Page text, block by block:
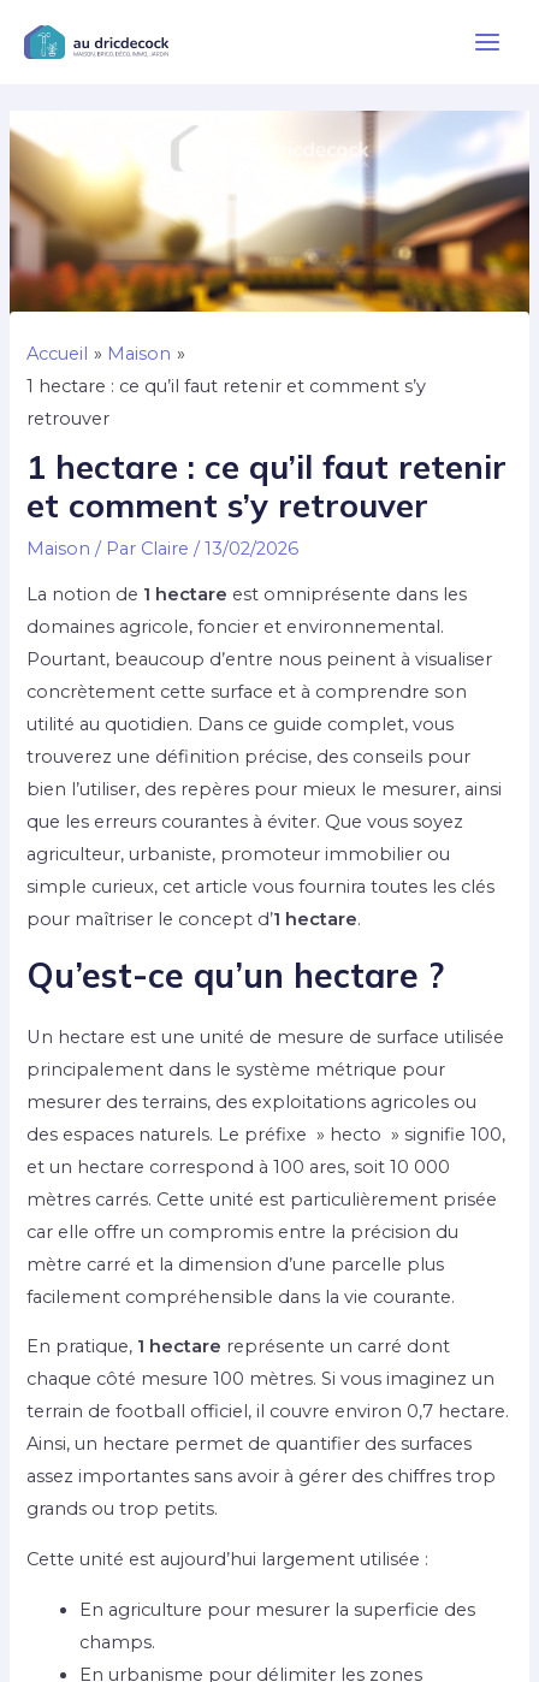
Menu
Accueil
Maison
1 hectare : ce qu’il faut retenir et comment s’y
retrouver
1 hectare : ce qu’il faut retenir
et comment s’y retrouver
Maison / Par Claire/13/02/2026
La notion de 1 hectare est omniprésente dans les
domaines agricole, foncier et environnemental.
Pourtant, beaucoup d’entre nous peinent à visualiser
concrètement cette surface et à comprendre son
utilité au quotidien. Dans ce guide complet, vous
trouverez une définition précise, des conseils pour
bien l’utiliser, des repères pour mieux le mesurer, ainsi
que les erreurs courantes à éviter. Que vous soyez
agriculteur, urbaniste, promoteur immobilier ou
simple curieux, cet article vous fournira toutes les clés
pour maîtriser le concept d’1 hectare.
Qu’est-ce qu’un hectare ?
Un hectare est une unité de mesure de surface utilisée
principalement dans le système métrique pour
mesurer des terrains, des exploitations agricoles ou
des espaces naturels. Le préfixe » hecto » signifie 100,
et un hectare correspond à 100 ares, soit 10 000
mètres carrés. Cette unité est particulièrement prisée
car elle offre un compromis entre la précision du
mètre carré et la dimension d’une parcelle plus
facilement compréhensible dans la vie courante.
En pratique, 1 hectare représente un carré dont
chaque côté mesure 100 mètres. Si vous imaginez un
terrain de football officiel, il couvre environ 0,7 hectare.
Ainsi, un hectare permet de quantifier des surfaces
assez importantes sans avoir à gérer des chiffres trop
grands ou trop petits.
Cette unité est aujourd’hui largement utilisée :
En agriculture pour mesurer la superficie des
champs.
En urbanisme pour délimiter les zones